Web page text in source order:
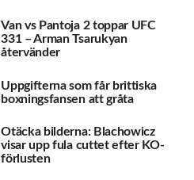
Van vs Pantoja 2 toppar UFC
331 – Arman Tsarukyan
återvänder
Uppgifterna som får brittiska
boxningsfansen att gråta
Otäcka bilderna: Blachowicz
visar upp fula cuttet efter KO-
förlusten